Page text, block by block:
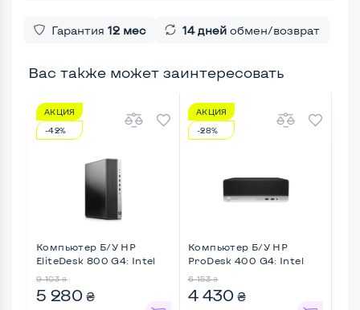
Гарантия 12 мес 14 дней обмен/возврат
Вас также может заинтересовать
АКЦИЯ
-42%
Компьютер Б/У HP
EliteDesk 800 G4: Intel
9 103 ₴
5 280 ₴
АКЦИЯ
-28%
Компьютер Б/У HP
ProDesk 400 G4: Intel
6 153 ₴
4 430 ₴